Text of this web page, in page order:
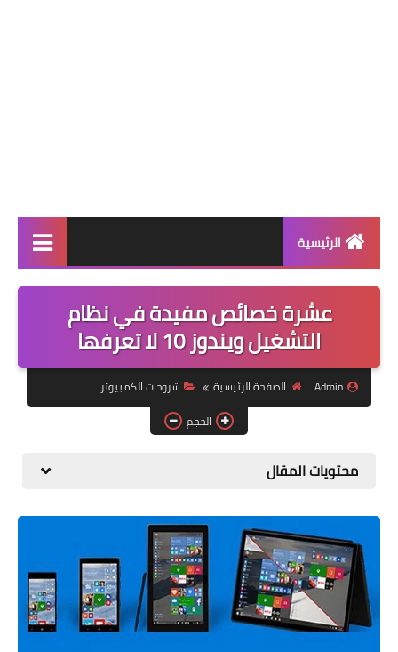
الرئيسية
قسم البرامج
العاب
تطبيقات
البلوجر
تطبيقات الاطفال
عشرة خصائص مفيدة في نظام
التشغيل ويندوز 10 لا تعرفها
Admin الصفحة الرئيسية
شروحات الكمبيوتر
الحجم
محتويات المقال